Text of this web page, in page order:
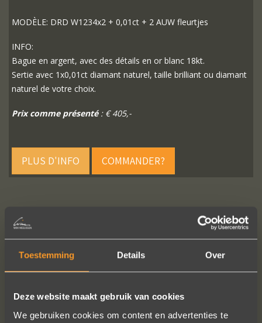
Toestemming Details Over
Deze website maakt gebruik van cookies
We gebruiken cookies om content en advertenties te
MODÈLE: DRD W1234x2 + 0,01ct + 2 AUW fleurtjes
INFO:
Bague en argent, avec des détails en or blanc 18kt.
Sertie avec 1x0,01ct diamant naturel, taille brilliant ou diamant
naturel de votre choix.
Prix comme présenté: € 405,-
PLUS D'INFO COMMANDER?
SUIVEZ-NOUS SUR LES MÉDIAS SOCIAUX